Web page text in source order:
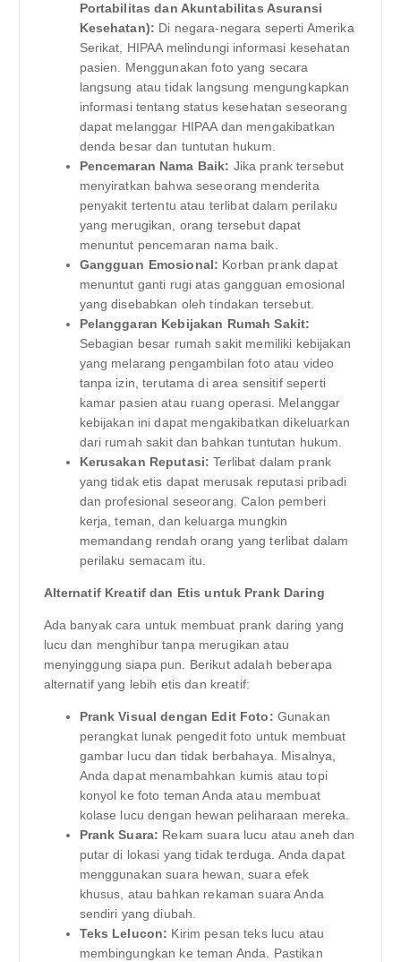
Portabilitas dan Akuntabilitas Asuransi
Kesehatan): Di negara-negara seperti Amerika
Serikat, HIPAA melindungi informasi kesehatan
pasien. Menggunakan foto yang secara
langsung atau tidak langsung mengungkapkan
informasi tentang status kesehatan seseorang
dapat melanggar HIPAA dan mengakibatkan
denda besar dan tuntutan hukum.
Pencemaran Nama Baik: Jika prank tersebut
menyiratkan bahwa seseorang menderita
penyakit tertentu atau terlibat dalam perilaku
yang merugikan, orang tersebut dapat
menuntut pencemaran nama baik.
Gangguan Emosional: Korban prank dapat
menuntut ganti rugi atas gangguan emosional
yang disebabkan oleh tindakan tersebut.
Pelanggaran Kebijakan Rumah Sakit:
Sebagian besar rumah sakit memiliki kebijakan
yang melarang pengambilan foto atau video
tanpa izin, terutama di area sensitif seperti
kamar pasien atau ruang operasi. Melanggar
kebijakan ini dapat mengakibatkan dikeluarkan
dari rumah sakit dan bahkan tuntutan hukum.
Kerusakan Reputasi: Terlibat dalam prank
yang tidak etis dapat merusak reputasi pribadi
dan profesional seseorang. Calon pemberi
kerja, teman, dan keluarga mungkin
memandang rendah orang yang terlibat dalam
perilaku semacam itu.
Alternatif Kreatif dan Etis untuk Prank Daring
Ada banyak cara untuk membuat prank daring yang
lucu dan menghibur tanpa merugikan atau
menyinggung siapa pun. Berikut adalah beberapa
alternatif yang lebih etis dan kreatif:
Prank Visual dengan Edit Foto: Gunakan
perangkat lunak pengedit foto untuk membuat
gambar lucu dan tidak berbahaya. Misalnya,
Anda dapat menambahkan kumis atau topi
konyol ke foto teman Anda atau membuat
kolase lucu dengan hewan peliharaan mereka.
Prank Suara: Rekam suara lucu atau aneh dan
putar di lokasi yang tidak terduga. Anda dapat
menggunakan suara hewan, suara efek
khusus, atau bahkan rekaman suara Anda
sendiri yang diubah.
Teks Lelucon: Kirim pesan teks lucu atau
membingungkan ke teman Anda. Pastikan